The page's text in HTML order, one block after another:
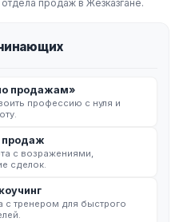
продаж в Жезказгане.
продажам»
профессию с нуля и
продаж
с возражениями,
сделок.
с тренером для быстрого